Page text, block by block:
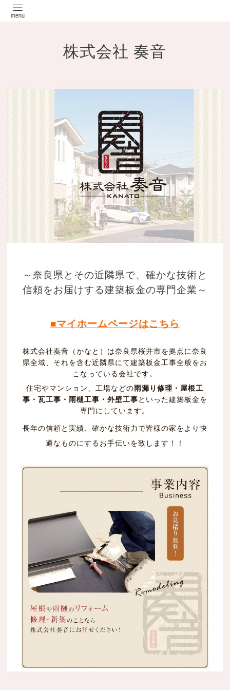
株式会社 奏音
～奈良県とその近隣県で、確かな技術と
信頼をお届けする建築板金の専門企業～
■マイホームページはこちら
株式会社奏音（かなと）は奈良県桜井市を拠点に奈良
県全域、それを含む近隣県にて建築板金工事全般をお
こなっている会社です。
住宅やマンション、工場などの雨漏り修理・ 屋根工
事・瓦工事・雨樋工事・外壁工事 といった建築板金を
専門にしています。
長年の信頼と実績、確かな技術力で皆様の家をより快
適なものにするお手伝いを致します！！